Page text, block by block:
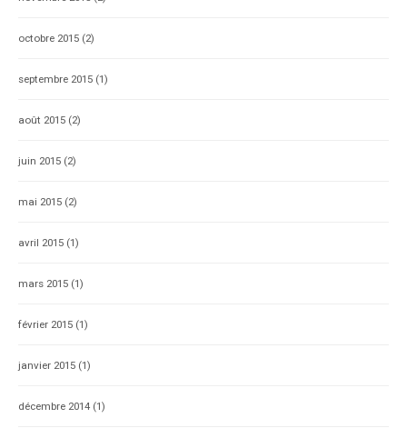
octobre 2015 (2)
septembre 2015 (1)
août 2015 (2)
juin 2015 (2)
mai 2015 (2)
avril 2015 (1)
mars 2015 (1)
février 2015 (1)
janvier 2015 (1)
décembre 2014 (1)